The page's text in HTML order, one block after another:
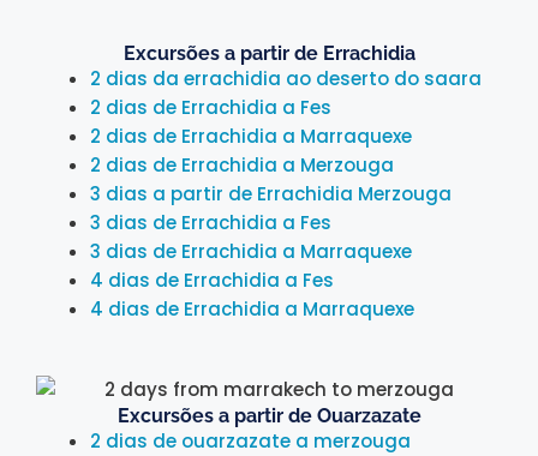
Excursões a partir de Errachidia
2 dias da errachidia ao deserto do saara
2 dias de Errachidia a Fes
2 dias de Errachidia a Marraquexe
2 dias de Errachidia a Merzouga
3 dias a partir de Errachidia Merzouga
3 dias de Errachidia a Fes
3 dias de Errachidia a Marraquexe
4 dias de Errachidia a Fes
4 dias de Errachidia a Marraquexe
Excursões a partir de Ouarzazate
2 dias de ouarzazate a merzouga